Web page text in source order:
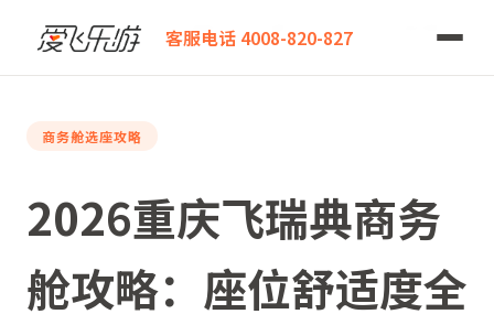
客服电话 4008-820-827
爱飞乐游 2026重庆飞瑞典商务舱攻略：座位舒适度全面拆解
商务舱选座攻略
2026重庆飞瑞典商务
舱攻略：座位舒适度全